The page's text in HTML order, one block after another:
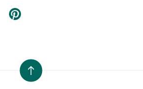
Pinterest
TILL TOPPEN